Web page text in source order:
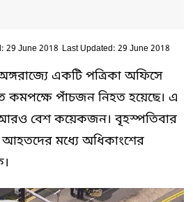
29 June 2018 Last Updated: 29 June 2018
অঙ্গরাজ্যে একটি পত্রিকা অফিসে
কমপক্ষে পাঁচজন নিহত হয়েছে। এ
বেশ কয়েকজন। বৃহস্পতিবার
আহতদের মধ্যে অধিকাংশের